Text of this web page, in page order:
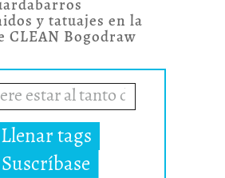
y tatuajes en la
CLEAN Bogodraw
llenar tags
suscríbase